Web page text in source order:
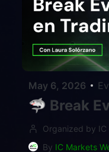
May 6, 2026
🦈 Break
Organized by IC
By IC Markets